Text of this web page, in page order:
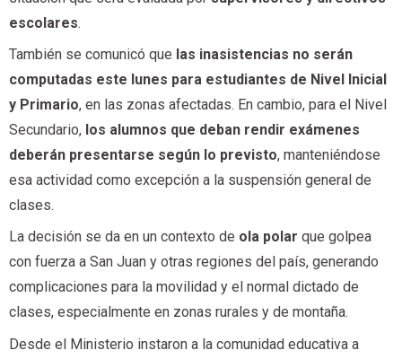
escolares.
También se comunicó que las inasistencias no serán
computadas este lunes para estudiantes de Nivel Inicial
y Primario, en las zonas afectadas. En cambio, para el Nivel
Secundario, los alumnos que deban rendir exámenes
deberán presentarse según lo previsto, manteniéndose
esa actividad como excepción a la suspensión general de
clases.
La decisión se da en un contexto de ola polar que golpea
con fuerza a San Juan y otras regiones del país, generando
complicaciones para la movilidad y el normal dictado de
clases, especialmente en zonas rurales y de montaña.
Desde el Ministerio instaron a la comunidad educativa a